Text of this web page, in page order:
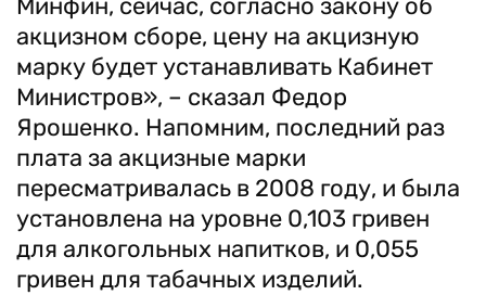
Минфин, сейчас, согласно закону об
акцизном сборе, цену на акцизную
марку будет устанавливать Кабинет
Министров», – сказал Федор
Ярошенко. Напомним, последний раз
плата за акцизные марки
пересматривалась в 2008 году, и была
установлена на уровне 0,103 гривен
для алкогольных напитков, и 0,055
гривен для табачных изделий.